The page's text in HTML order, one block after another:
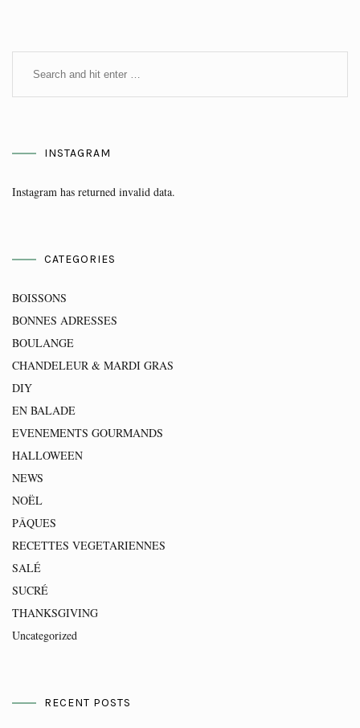
INSTAGRAM
Instagram has returned invalid data.
CATEGORIES
BOISSONS
BONNES ADRESSES
BOULANGE
CHANDELEUR & MARDI GRAS
DIY
EN BALADE
EVENEMENTS GOURMANDS
HALLOWEEN
NEWS
NOËL
PÂQUES
RECETTES VEGETARIENNES
SALÉ
SUCRÉ
THANKSGIVING
Uncategorized
RECENT POSTS